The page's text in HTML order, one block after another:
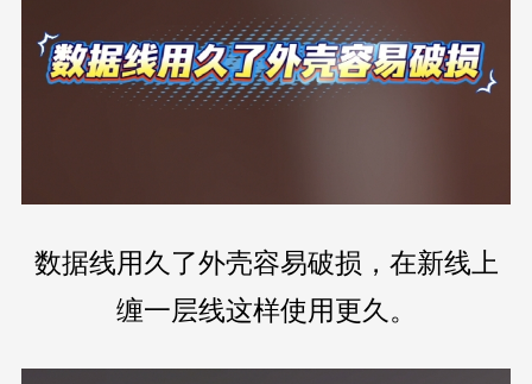
数据线用久了外壳容易破损，在新线上
缠一层线这样使用更久。